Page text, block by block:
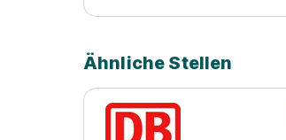
Ähnliche Stellen